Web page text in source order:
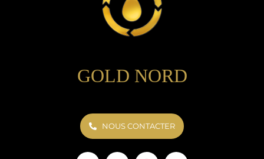
GOLD NORD
NOUS CONTACTER